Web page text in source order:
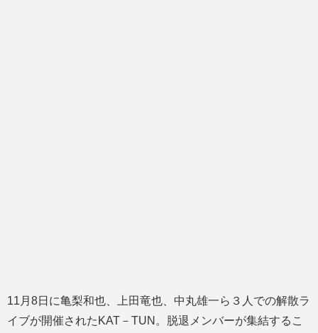
11月8日に亀梨和也、上田竜也、中丸雄一ら３人での解散ラ
イブが開催されたKAT－TUN。脱退メンバーが集結するこ